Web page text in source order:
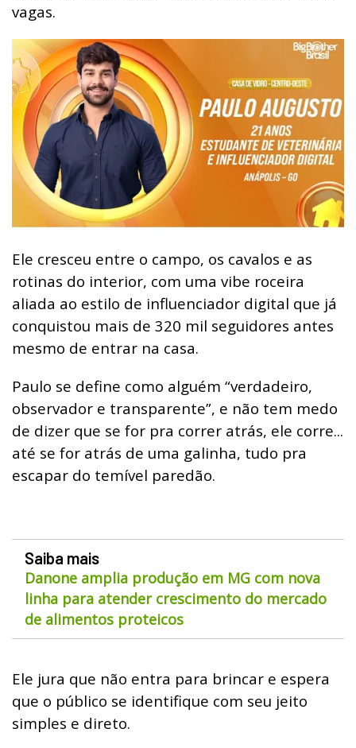
vagas.
Ele cresceu entre o campo, os cavalos e as
rotinas do interior, com uma vibe roceira
aliada ao estilo de influenciador digital que já
conquistou mais de 320 mil seguidores antes
mesmo de entrar na casa.
Paulo se define como alguém “verdadeiro,
observador e transparente”, e não tem medo
de dizer que se for pra correr atrás, ele corre...
até se for atrás de uma galinha, tudo pra
escapar do temível paredão.
Saiba mais
Danone amplia produção em MG com nova
linha para atender crescimento do mercado
de alimentos proteicos
Ele jura que não entra para brincar e espera
que o público se identifique com seu jeito
simples e direto.